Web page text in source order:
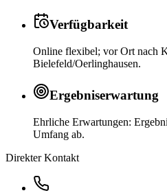
Verfügbarkeit
Online flexibel; vor Ort nach
Bielefeld/Oerlinghausen.
Ergebniserwartung
Ehrliche Erwartungen:
Umfang ab.
Direkter Kontakt